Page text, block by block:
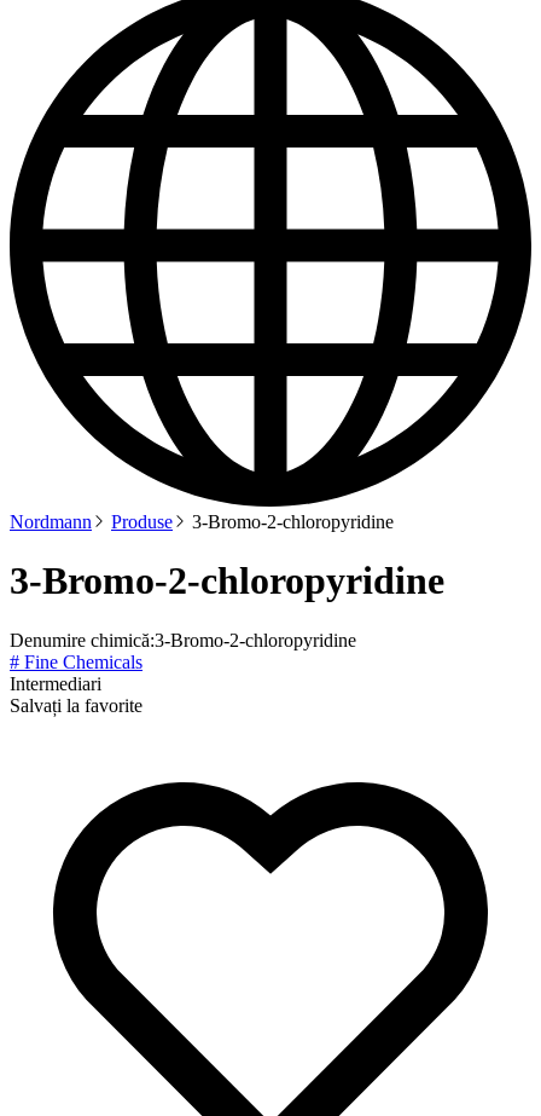
Nordmann Produse 3-Bromo-2-chloropyridine
3-Bromo-2-chloropyridine
Denumire chimică:3-Bromo-2-chloropyridine
# Fine Chemicals
Intermediari
Salvați la favorite